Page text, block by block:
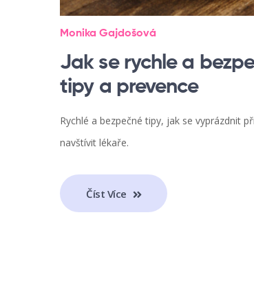
Monika Gajdošová
Jak se rychle a
tipy a prevence
Rychlé a bezpečné tipy, jak se vyprázdnit
navštívit lékaře.
Číst Více